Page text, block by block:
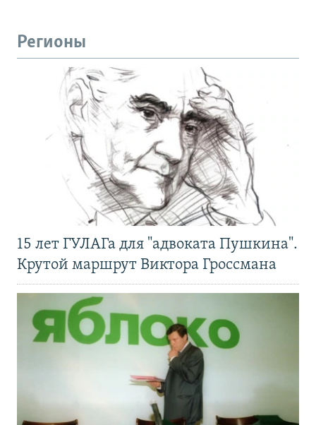
Регионы
15 лет ГУЛАГа для "адвоката Пушкина".
Крутой маршрут Виктора Гроссмана